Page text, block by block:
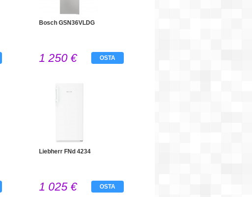
Bosch GSN36VLDG
1 250 € OSTA
Liebherr FNd 4234
1 025 € OSTA